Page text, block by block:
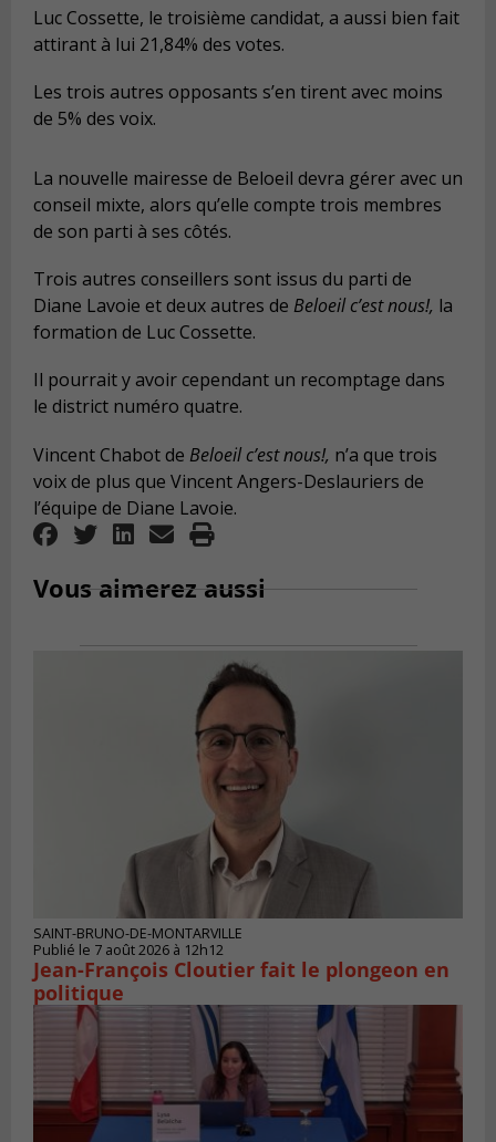
Luc Cossette, le troisième candidat, a aussi bien fait
attirant à lui 21,84% des votes.
Les trois autres opposants s’en tirent avec moins
de 5% des voix.
La nouvelle mairesse de Beloeil devra gérer avec un
conseil mixte, alors qu’elle compte trois membres
de son parti à ses côtés.
Trois autres conseillers sont issus du parti de
Diane Lavoie et deux autres de Beloeil c’est nous!, la
formation de Luc Cossette.
Il pourrait y avoir cependant un recomptage dans
le district numéro quatre.
Vincent Chabot de Beloeil c’est nous!, n’a que trois
voix de plus que Vincent Angers-Deslauriers de
l’équipe de Diane Lavoie.
Vous aimerez aussi
SAINT-BRUNO-DE-MONTARVILLE
Publié le 7 août 2026 à 12h12
Jean-François Cloutier fait le plongeon en
politique